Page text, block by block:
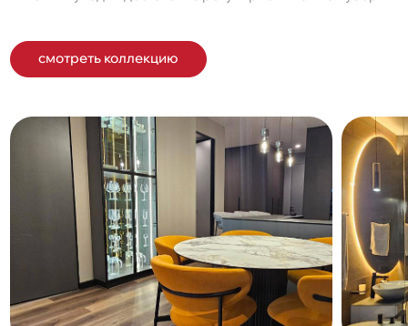
смотреть коллекцию